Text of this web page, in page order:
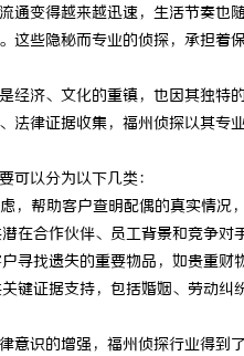
通变得越来越迅速，生活节奏
这些隐秘而专业的侦探，承担
经济、文化的重镇，也因其独
法律证据收集，福州侦探以其专
可以分为以下几类：
，帮助客户查明配偶的真实情况
在合作伙伴、员工背景和竞争对
寻找遗失的重要物品，如贵重财
键证据支持，包括婚姻、劳动纠
意识的增强，福州侦探行业得